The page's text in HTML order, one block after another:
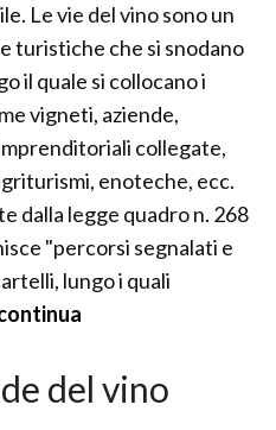
Le vie del vino sono un
turistiche che si snodano
il quale si collocano i
vigneti, aziende,
collegate,
enoteche, ecc.
dalla legge quadro n. 268
"percorsi segnalati e
lungo i quali
del vino